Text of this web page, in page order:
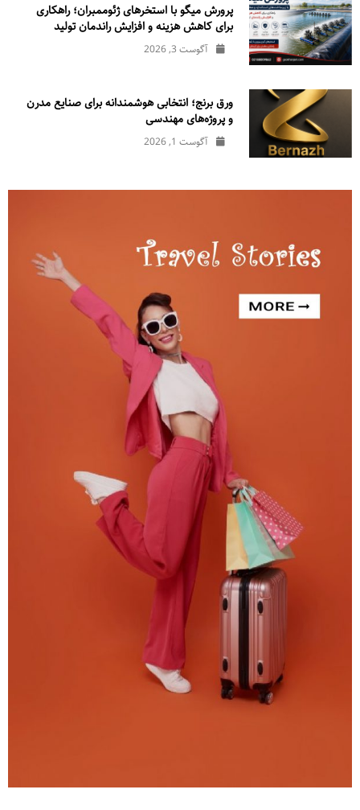
پرورش میگو با استخرهای ژئوممبران؛ راهکاری
برای کاهش هزینه و افزایش راندمان تولید
آگوست 3, 2026
ورق برنج؛ انتخابی هوشمندانه برای صنایع مدرن
و پروژه‌های مهندسی
آگوست 1, 2026